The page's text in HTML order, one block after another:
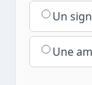
Un
Une